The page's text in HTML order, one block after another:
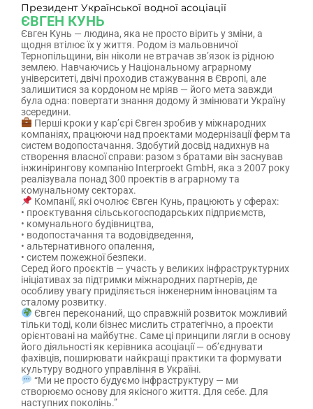
Президент Української водної асоціації
ЄВГЕН КУНЬ
Євген Кунь — людина, яка не просто вірить у зміни, а
щодня втілює їх у життя. Родом із мальовничої
Тернопільщини, він ніколи не втрачав зв’язок із рідною
землею. Навчаючись у Національному аграрному
університеті, двічі проходив стажування в Європі, але
залишитися за кордоном не мріяв — його мета завжди
була одна: повертати знання додому й змінювати Україну
зсередини.
Перші кроки у кар’єрі Євген зробив у міжнародних
компаніях, працюючи над проектами модернізації ферм та
систем водопостачання. Здобутий досвід надихнув на
створення власної справи: разом з братами він заснував
інжинірингову компанію Interproekt GmbH, яка з 2007 року
реалізувала понад 300 проектів в аграрному та
комунальному секторах.
Компанії, які очолює Євген Кунь, працюють у сферах:
• проєктування сільськогосподарських підприємств,
• комунального будівництва,
• водопостачання та водовідведення,
• альтернативного опалення,
• систем пожежної безпеки.
Серед його проєктів — участь у великих інфраструктурних
ініціативах за підтримки міжнародних партнерів, де
особливу увагу приділяється інженерним інноваціям та
сталому розвитку.
Євген переконаний, що справжній розвиток можливий
тільки тоді, коли бізнес мислить стратегічно, а проекти
орієнтовані на майбутнє. Саме ці принципи лягли в основу
його діяльності як керівника асоціації — об’єднувати
фахівців, поширювати найкращі практики та формувати
культуру водного управління в Україні.
“Ми не просто будуємо інфраструктуру — ми
створюємо основу для якісного життя. Для себе. Для
наступних поколінь.”